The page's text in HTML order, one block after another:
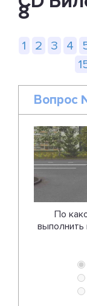
8
1 2 3 4
Вопрос
По
выполнить